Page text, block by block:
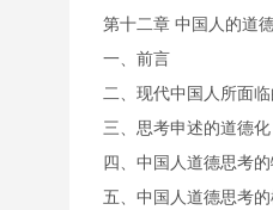
第十二章 中国人的道
一、前言
二、现代中国人所面
三、思考申述的道德化
四、中国人道德思考
五、中国人道德思考